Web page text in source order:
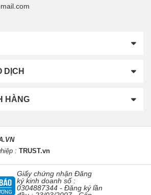
DỊCH
HÀNG
: TRUST.vn
Giấy chứng nhận Đăng
ký kinh doanh số :
0304887344 - Đăng ký lần